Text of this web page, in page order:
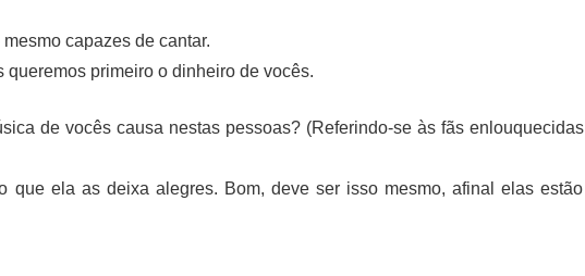
capazes de cantar.
primeiro o dinheiro de vocês.
de vocês causa nestas pessoas? (Referindo-se às fãs enlouquecidas
que ela as deixa alegres. Bom, deve ser isso mesmo, afinal elas estão